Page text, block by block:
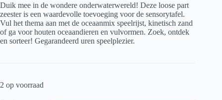
Duik mee in de wondere onderwaterwereld! Deze loose part
zeester is een waardevolle toevoeging voor de sensorytafel.
Vul het thema aan met de oceaanmix speelrijst, kinetisch zand
of ga voor houten oceaandieren en vulvormen. Zoek, ontdek
en sorteer! Gegarandeerd uren speelplezier.
2 op voorraad